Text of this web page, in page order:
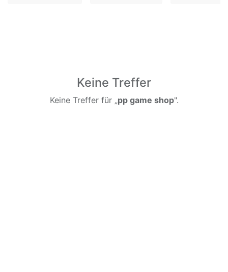
Keine Treffer
Keine Treffer für „pp game shop".